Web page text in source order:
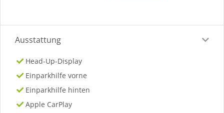
Ausstattung
Head-Up-Display
Einparkhilfe vorne
Einparkhilfe hinten
Apple CarPlay